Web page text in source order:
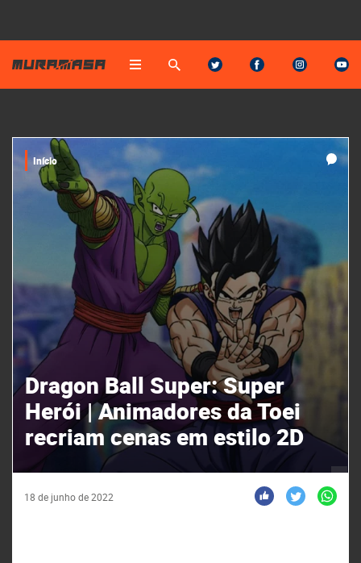
Início
Dragon Ball Super: Super
Herói | Animadores da Toei
recriam cenas em estilo 2D
18 de junho de 2022